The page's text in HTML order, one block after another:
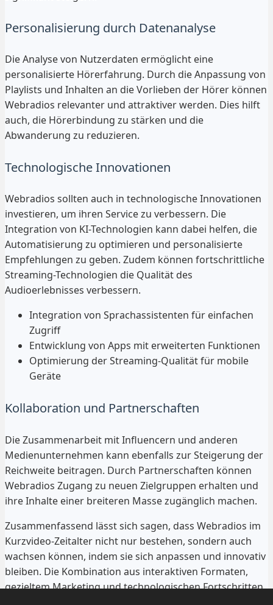
Personalisierung durch Datenanalyse
Die Analyse von Nutzerdaten ermöglicht eine
personalisierte Hörerfahrung. Durch die Anpassung von
Playlists und Inhalten an die Vorlieben der Hörer können
Webradios relevanter und attraktiver werden. Dies hilft
auch, die Hörerbindung zu stärken und die
Abwanderung zu reduzieren.
Technologische Innovationen
Webradios sollten auch in technologische Innovationen
investieren, um ihren Service zu verbessern. Die
Integration von KI-Technologien kann dabei helfen, die
Automatisierung zu optimieren und personalisierte
Empfehlungen zu geben. Zudem können fortschrittliche
Streaming-Technologien die Qualität des
Audioerlebnisses verbessern.
Integration von Sprachassistenten für einfachen
Zugriff
Entwicklung von Apps mit erweiterten Funktionen
Optimierung der Streaming-Qualität für mobile
Geräte
Kollaboration und Partnerschaften
Die Zusammenarbeit mit Influencern und anderen
Medienunternehmen kann ebenfalls zur Steigerung der
Reichweite beitragen. Durch Partnerschaften können
Webradios Zugang zu neuen Zielgruppen erhalten und
ihre Inhalte einer breiteren Masse zugänglich machen.
Zusammenfassend lässt sich sagen, dass Webradios im
Kurzvideo-Zeitalter nicht nur bestehen, sondern auch
wachsen können, indem sie sich anpassen und innovativ
bleiben. Die Kombination aus interaktiven Formaten,
gezieltem Marketing und technologischen Fortschritten